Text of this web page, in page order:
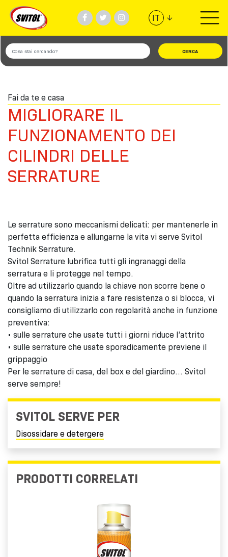
IT ↓
PRODOTTI
VIDEO
#TEAMSVITOL
AZIENDA
Fai da te e casa
MIGLIORARE IL
FUNZIONAMENTO DEI
CILINDRI DELLE
SERRATURE
Le serrature sono meccanismi delicati: per mantenerle in
perfetta efficienza e allungarne la vita vi serve Svitol
Technik Serrature.
Svitol Serrature lubrifica tutti gli ingranaggi della
serratura e li protegge nel tempo.
Oltre ad utilizzarlo quando la chiave non scorre bene o
quando la serratura inizia a fare resistenza o si blocca, vi
consigliamo di utilizzarlo con regolarità anche in funzione
preventiva:
• sulle serrature che usate tutti i giorni riduce l’attrito
• sulle serrature che usate sporadicamente previene il
grippaggio
Per le serrature di casa, del box e del giardino… Svitol
serve sempre!
SVITOL SERVE PER
Disossidare e detergere
PRODOTTI CORRELATI